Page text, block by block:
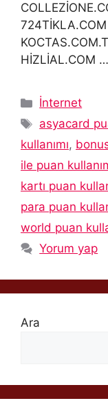
HİZLİAL.COM …
Kategoriler
İnternet
Etiketler
asyacard
kullanımı,
ile puan
kartı puan
para puan
world puan
Yorum yap
Ara